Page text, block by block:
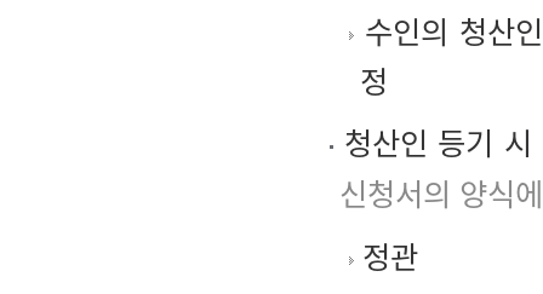
수인의 청산
정
청산인 등기
신청서의 양식
정관